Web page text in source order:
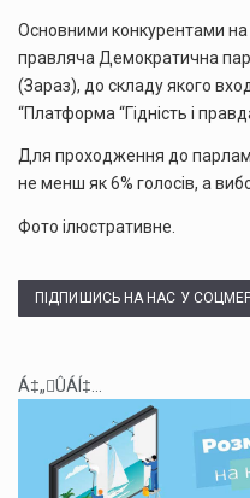
Основними конкурентами на
правляча Демократична
(Зараз), до складу якого
“Платформа “Гідність і
Для проходження до
не менш як 6% голосів, а
Фото ілюстративне.
ПІДПИШИСЬ НА НАС У
Á‡„ÛÁÍ‡...